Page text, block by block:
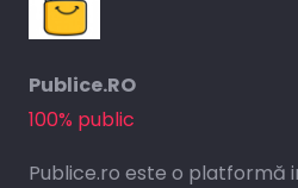
Publice.RO
100% public
Publice.ro este o platformă